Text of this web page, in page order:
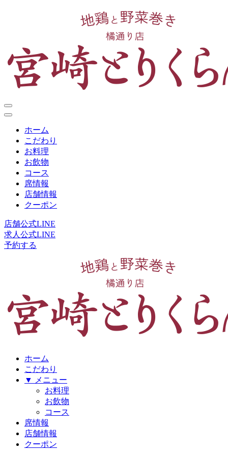
ホーム
こだわり
お料理
お飲物
コース
席情報
店舗情報
クーポン
店舗公式LINE
求人公式LINE
予約する
ホーム
こだわり
▼ メニュー
お料理
お飲物
コース
席情報
店舗情報
クーポン